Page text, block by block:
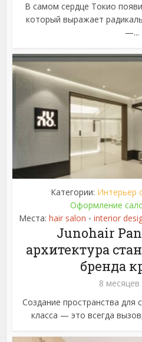
В самом сердце Токио
который выражает
—...
Категории: Интерьер
Оформление
Места: hair salon • interior
Junohair
архитектура
бренда
8 месяцев
Создание пространства для
класса — это всегда